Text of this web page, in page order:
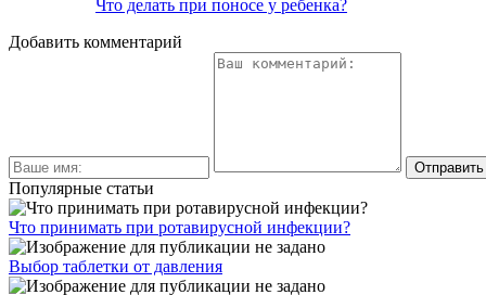
Что делать при поносе у ребенка?
Добавить комментарий
Популярные статьи
Что принимать при ротавирусной инфекции?
Выбор таблетки от давления